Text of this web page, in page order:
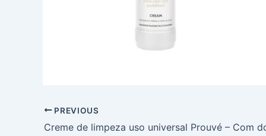
PREVIOUS
Creme de limpeza uso universal Prouvé – Com